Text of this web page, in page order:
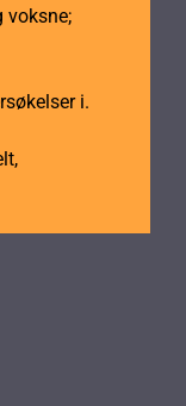
voksne;
i.